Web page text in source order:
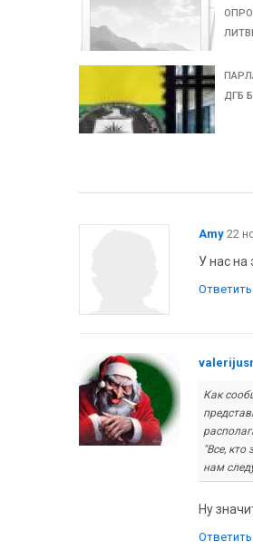
ДГБ
Amy22
У нас на
Ответить
Как
"Все,
нам
Ну
Ответить